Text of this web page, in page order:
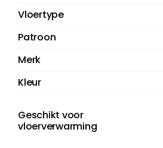
Vloertype
Patroon
Merk
Kleur
Geschikt voor
vloerverwarming